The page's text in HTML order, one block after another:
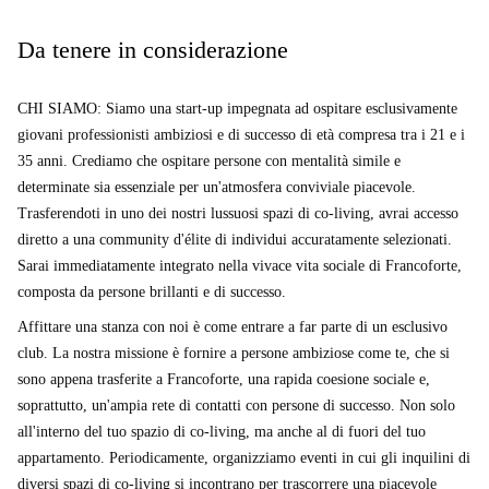
Da tenere in considerazione
CHI SIAMO: Siamo una start-up impegnata ad ospitare esclusivamente
giovani professionisti ambiziosi e di successo di età compresa tra i 21 e i
35 anni. Crediamo che ospitare persone con mentalità simile e
determinate sia essenziale per un'atmosfera conviviale piacevole.
Trasferendoti in uno dei nostri lussuosi spazi di co-living, avrai accesso
diretto a una community d'élite di individui accuratamente selezionati.
Sarai immediatamente integrato nella vivace vita sociale di Francoforte,
composta da persone brillanti e di successo.
Affittare una stanza con noi è come entrare a far parte di un esclusivo
club. La nostra missione è fornire a persone ambiziose come te, che si
sono appena trasferite a Francoforte, una rapida coesione sociale e,
soprattutto, un'ampia rete di contatti con persone di successo. Non solo
all'interno del tuo spazio di co-living, ma anche al di fuori del tuo
appartamento. Periodicamente, organizziamo eventi in cui gli inquilini di
diversi spazi di co-living si incontrano per trascorrere una piacevole